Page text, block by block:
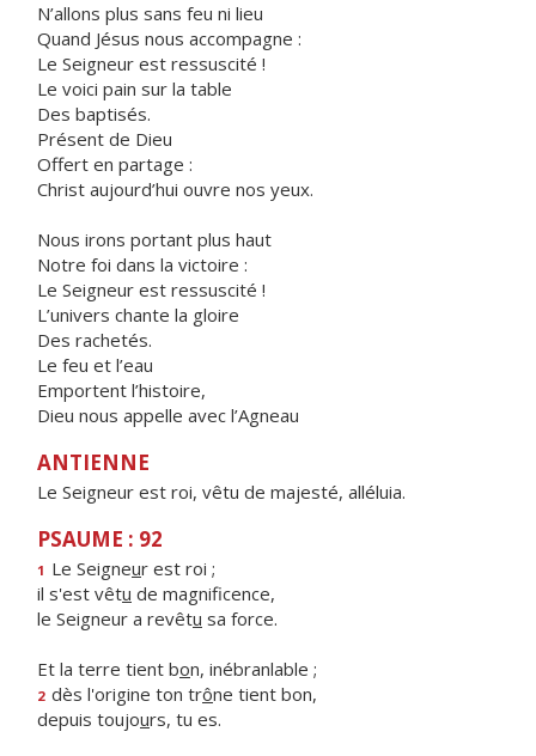
N’allons plus sans feu ni lieu
Quand Jésus nous accompagne :
Le Seigneur est ressuscité !
Le voici pain sur la table
Des baptisés.
Présent de Dieu
Offert en partage :
Christ aujourd’hui ouvre nos yeux.
Nous irons portant plus haut
Notre foi dans la victoire :
Le Seigneur est ressuscité !
L’univers chante la gloire
Des rachetés.
Le feu et l’eau
Emportent l’histoire,
Dieu nous appelle avec l’Agneau
ANTIENNE
Le Seigneur est roi, vêtu de majesté, alléluia.
PSAUME : 92
1 Le Seigneur est roi ;
il s'est vêtu de magnificence,
le Seigneur a revêtu sa force.
Et la terre tient bon, inébranlable ;
2 dès l'origine ton trône tient bon,
depuis toujours, tu es.